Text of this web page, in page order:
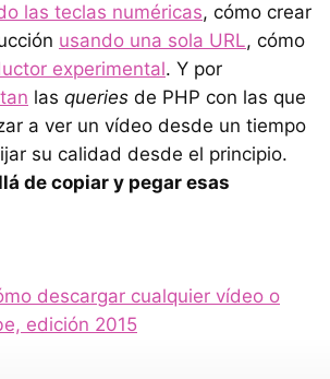
las teclas numéricas, cómo crear
usando una sola URL, cómo
experimental. Y por
las queries de PHP con las que
a ver un vídeo desde un tiempo
su calidad desde el principio.
de copiar y pegar esas
descargar cualquier vídeo o
edición 2015